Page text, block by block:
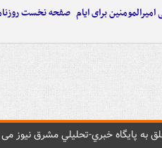
برای ایام صفحه نخست روزنامه‌های
به پایگاه خبري-تحليلي مشرق نيوز می